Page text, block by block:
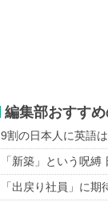
編集部おすす
9割の日本人に英語
「新築」という呪
「出戻り社員」に